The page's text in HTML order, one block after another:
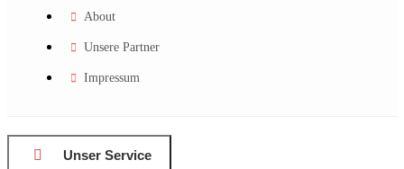
About
Unsere Partner
Impressum
Unser Service